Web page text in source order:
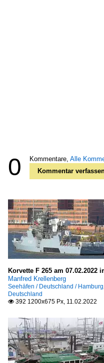
0 Kommentare, Alle
Kommentar
Korvette F 265 am 07.02.2022
Manfred Krellenberg
Seehäfen / Deutschland / Hamburg
Deutschland
 392 1200x675 Px, 11.02.2022